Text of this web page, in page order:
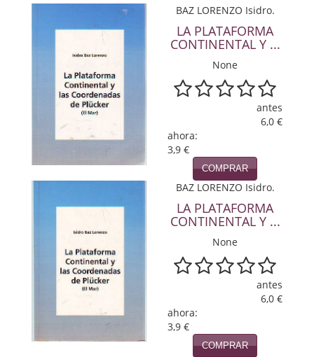
Revistas
Segunda Guerra Mundial
Teatro
Viajesç
BAZ LORENZO Isidro.
LA PLATAFORMA
CONTINENTAL Y ...
None
antes
6,0 €
ahora:
3,9 €
COMPRAR
BAZ LORENZO Isidro.
LA PLATAFORMA
CONTINENTAL Y ...
None
antes
6,0 €
ahora:
3,9 €
COMPRAR